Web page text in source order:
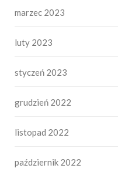
marzec 2023
luty 2023
styczeń 2023
grudzień 2022
listopad 2022
październik 2022